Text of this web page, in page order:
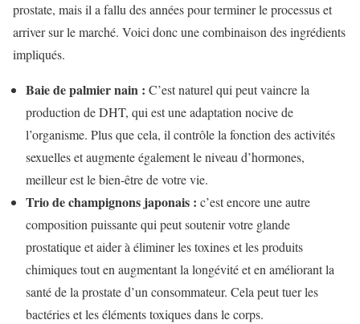
prostate, mais il a fallu des années pour terminer le processus et
arriver sur le marché. Voici donc une combinaison des ingrédients
impliqués.
Baie de palmier nain : C’est naturel qui peut vaincre la
production de DHT, qui est une adaptation nocive de
l’organisme. Plus que cela, il contrôle la fonction des activités
sexuelles et augmente également le niveau d’hormones,
meilleur est le bien-être de votre vie.
Trio de champignons japonais : c’est encore une autre
composition puissante qui peut soutenir votre glande
prostatique et aider à éliminer les toxines et les produits
chimiques tout en augmentant la longévité et en améliorant la
santé de la prostate d’un consommateur. Cela peut tuer les
bactéries et les éléments toxiques dans le corps.